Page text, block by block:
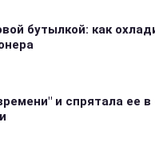
бутылкой: как
и спрятала ее в